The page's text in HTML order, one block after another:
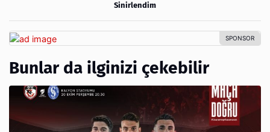
Sinirlendim
Bunlar da ilginizi çekebilir